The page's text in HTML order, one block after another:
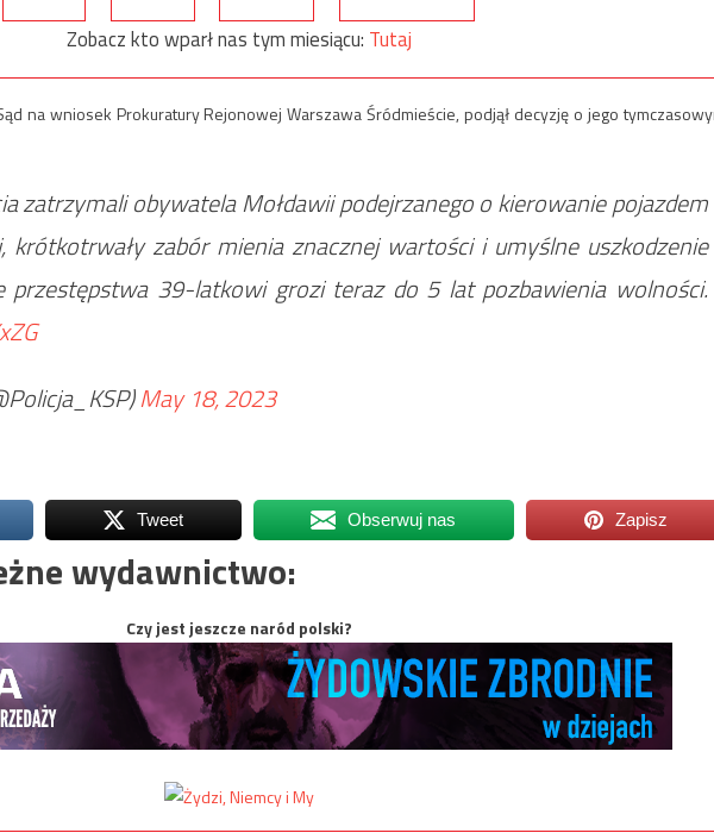
Zobacz kto wparł nas tym miesiącu: Tutaj
na wniosek Prokuratury Rejonowej Warszawa Śródmieście, podjął decyzję o jego
zatrzymali obywatela Mołdawii podejrzanego o kierowanie pojazdem
krótkotrwały zabór mienia znacznej wartości i umyślne uszkodzenie
przestępstwa 39-latkowi grozi teraz do 5 lat pozbawienia wolności.
May 18, 2023
Tweet Obserwuj nas Zapisz
wydawnictwo:
Czy jest jeszcze naród polski?